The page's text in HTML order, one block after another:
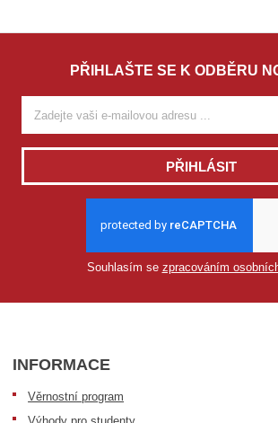
PŘIHLAŠTE SE K ODBĚRU
PŘIHLÁSIT
Souhlasím se zpracováním
INFORMACE
Věrnostní program